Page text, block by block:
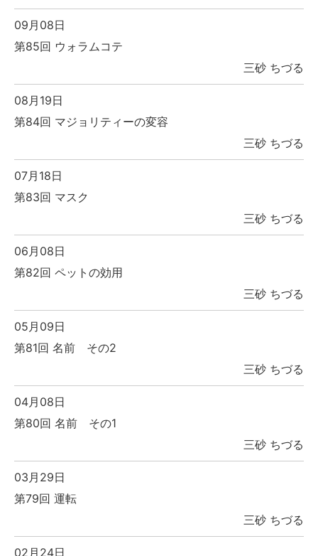
09月08日
第85回 ウォラムコテ
三砂 ちづる
08月19日
第84回 マジョリティーの変容
三砂 ちづる
07月18日
第83回 マスク
三砂 ちづる
06月08日
第82回 ペットの効用
三砂 ちづる
05月09日
第81回 名前 その2
三砂 ちづる
04月08日
第80回 名前 その1
三砂 ちづる
03月29日
第79回 運転
三砂 ちづる
02月24日